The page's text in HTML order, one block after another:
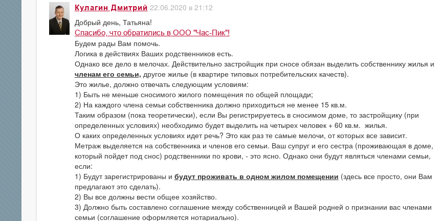
Кулагин Дмитрий 22.06.2020 в 21:12
Добрый день, Татьяна!
Спасибо, что обратились в ООО "Час-Пик"!
Будем рады Вам помочь.
Логика в действиях Ваших родственников есть.
Однако все дело в мелочах. Действительно застройщик при сносе обязан выделить собственнику жилья и
членам его семьи, другое жилье (в квартире типовых потребительских качеств).
Это жилье, должно отвечать следующим условиям:
1) Быть не меньше сносимого жилого помещения по общей площади;
2) На каждого члена семьи собственника должно приходиться не менее 15 кв.м.
Таким образом (пока теоретически), если Вы регистрируетесь в сносимом доме, то застройщику (при
определенных условиях) необходимо будет выделить на четырех человек + 60 кв.м. жилья.
О каких определенных условиях идет речь? Это как раз те самые мелочи, от которых все зависит.
Метраж выделяется на собственника и членов его семьи. Ваш супруг и его сестра (проживающая в доме,
который пойдет под снос) родственники по крови, - это ясно. Однако они будут являться членами семьи,
если:
1) Будут зарегистрированы и будут проживать в одном жилом помещении (здесь все просто, они Вам
предлагают это сделать).
2) Вы все должны вести общее хозяйство.
3) Должно быть составлено соглашение между собственницей и Вашей родней о признании вас членами
семьи (соглашение оформляется нотариально).